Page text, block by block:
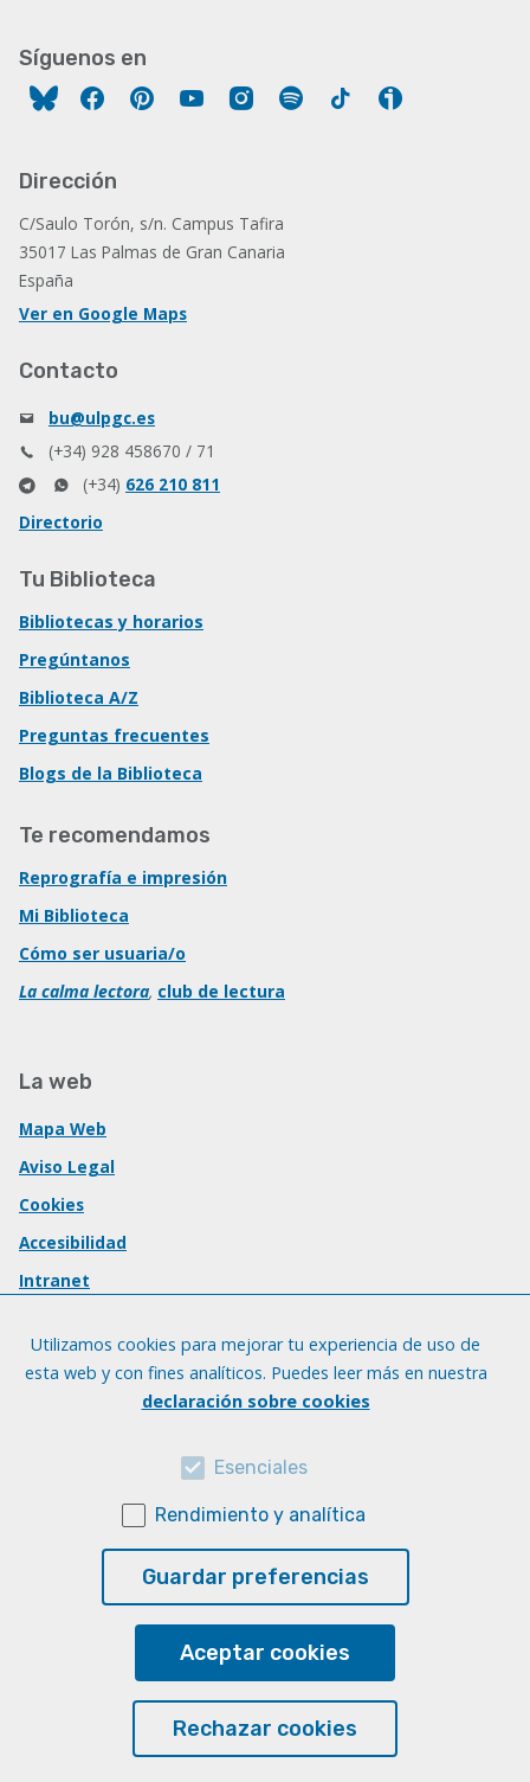
Síguenos en
FacebookPinterestYouTubeInstagram
Spotify Tiktok
Dirección
C/Saulo Torón, s/n. Campus Tafira
35017 Las Palmas de Gran Canaria
España
Ver en Google Maps
Contacto
bu@ulpgc.es
(+34) 928 458670 / 71
(+34) 626 210 811
Directorio
Tu Biblioteca
Bibliotecas y horarios
Pregúntanos
Biblioteca A/Z
Preguntas frecuentes
Blogs de la Biblioteca
Te recomendamos
Reprografía e impresión
Mi Biblioteca
Cómo ser usuaria/o
La calma lectora, club de lectura
La web
Mapa Web
Aviso Legal
Cookies
Accesibilidad
Intranet
Utilizamos cookies para mejorar tu experiencia de uso de
esta web y con fines analíticos. Puedes leer más en nuestra
declaración sobre cookies
Esenciales
Rendimiento y analítica
Guardar preferencias
Aceptar cookies
Rechazar cookies